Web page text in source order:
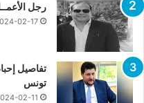
رجل
02-17
تفاصيل
تونس
02-11